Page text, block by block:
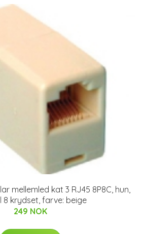
mellemled kat 3 RJ45 8P8C, hun,
8 krydset, farve: beige
249 NOK